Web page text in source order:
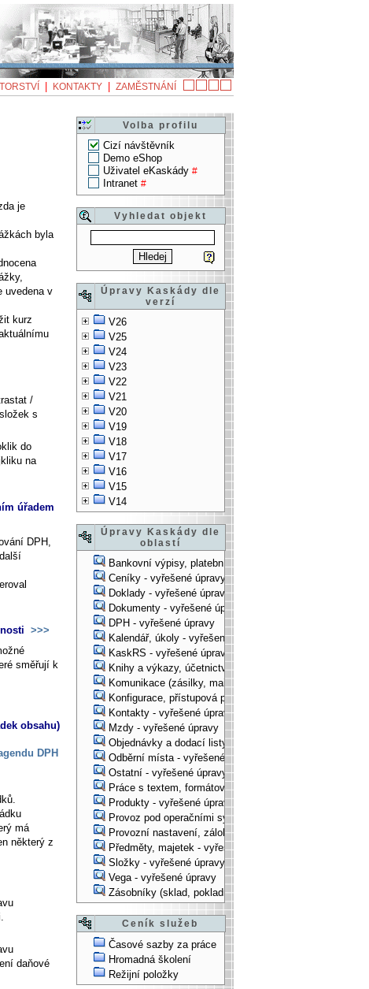
KONTAKTY ZAMĚSTNÁNÍ
Volba profilu
Cizí návštěvník
Demo eShop
Uživatel eKaskády #
Intranet #
Vyhledat objekt
Úpravy Kaskády dle
verzí
V26
V25
V24
V23
V22
V21
V20
V19
V18
V17
V16
V15
V14
Úpravy Kaskády dle
oblastí
Bankovní výpisy, platební příkazy - vyřešené úpravy
Ceníky - vyřešené úpravy
Doklady - vyřešené úpravy
Dokumenty - vyřešené úpravy
DPH - vyřešené úpravy
Kalendář, úkoly - vyřešené úpravy
KaskRS - vyřešené úpravy
Knihy a výkazy, účetnictví - vyřešené úpravy
Komunikace (zásilky, mail-systém, ...) - vyřešené úpravy
Konfigurace, přístupová práva, ... - vyřešené úpravy
Kontakty - vyřešené úpravy
Mzdy - vyřešené úpravy
Objednávky a dodací listy - vyřešené úpravy
Odběrní místa - vyřešené úpravy
Ostatní - vyřešené úpravy
Práce s textem, formátování, ... - vyřešené úpravy
Produkty - vyřešené úpravy
Provoz pod operačními systémy, technologické věci -
Provozní nastavení, zálohování, instalace, ... -
Předměty, majetek - vyřešené úpravy
Složky - vyřešené úpravy
Vega - vyřešené úpravy
Zásobníky (sklad, pokladna, bank. účet) - vyřešené
Ceník služeb
Časové sazby za práce
Hromadná školení
Režijní položky
je
byla
uvedena v
kurz
/
s
do
na
úřadem
DPH,
>>>
směřují k
obsahu)
DPH
má
některý z
daňové